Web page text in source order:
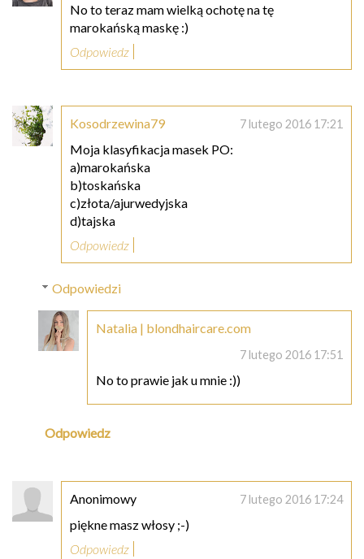
No to teraz mam wielką ochotę na tę
marokańską maskę :)
Odpowiedz
Kosodrzewina79 7 lutego 2016 17:21
Moja klasyfikacja masek PO:
a)marokańska
b)toskańska
c)złota/ajurwedyjska
d)tajska
Odpowiedz
Odpowiedzi
Natalia | blondhaircare.com
7 lutego 2016 17:51
No to prawie jak u mnie :))
Odpowiedz
Anonimowy 7 lutego 2016 17:24
piękne masz włosy ;-)
Odpowiedz